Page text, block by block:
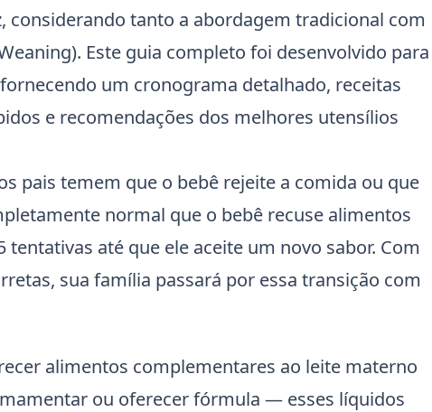
considerando tanto a abordagem tradicional com
Este guia completo foi desenvolvido para
um cronograma detalhado, receitas
e recomendações dos melhores utensílios
pais temem que o bebê rejeite a comida ou que
normal que o bebê recuse alimentos
até que ele aceite um novo sabor. Com
sua família passará por essa transição com
alimentos complementares ao leite materno
ou oferecer fórmula — esses líquidos